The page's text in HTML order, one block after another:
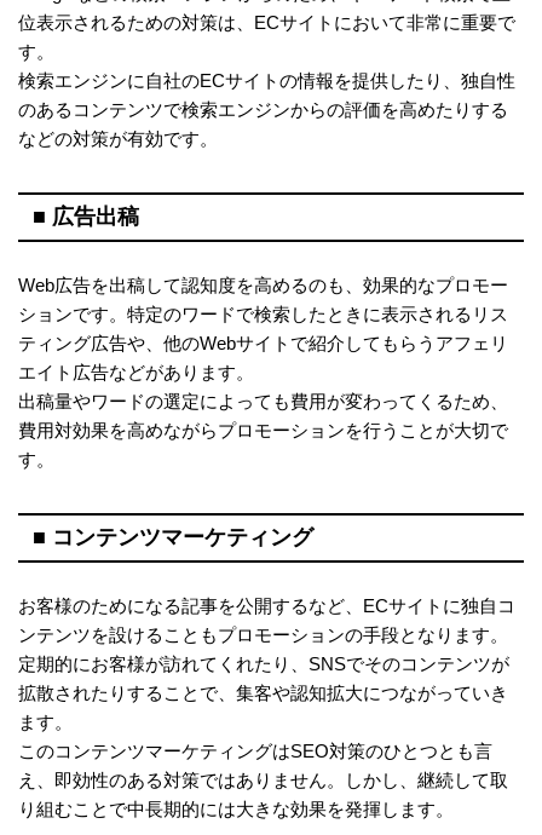
位表示されるための対策は、ECサイトにおいて非常に重要で
す。
検索エンジンに自社のECサイトの情報を提供したり、独自性
のあるコンテンツで検索エンジンからの評価を高めたりする
などの対策が有効です。
■ 広告出稿
Web広告を出稿して認知度を高めるのも、効果的なプロモー
ションです。特定のワードで検索したときに表示されるリス
ティング広告や、他のWebサイトで紹介してもらうアフェリ
エイト広告などがあります。
出稿量やワードの選定によっても費用が変わってくるため、
費用対効果を高めながらプロモーションを行うことが大切で
す。
■ コンテンツマーケティング
お客様のためになる記事を公開するなど、ECサイトに独自コ
ンテンツを設けることもプロモーションの手段となります。
定期的にお客様が訪れてくれたり、SNSでそのコンテンツが
拡散されたりすることで、集客や認知拡大につながっていき
ます。
このコンテンツマーケティングはSEO対策のひとつとも言
え、即効性のある対策ではありません。しかし、継続して取
り組むことで中長期的には大きな効果を発揮します。